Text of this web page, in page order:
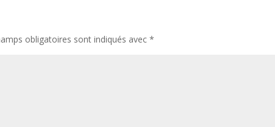
obligatoires sont indiqués avec*